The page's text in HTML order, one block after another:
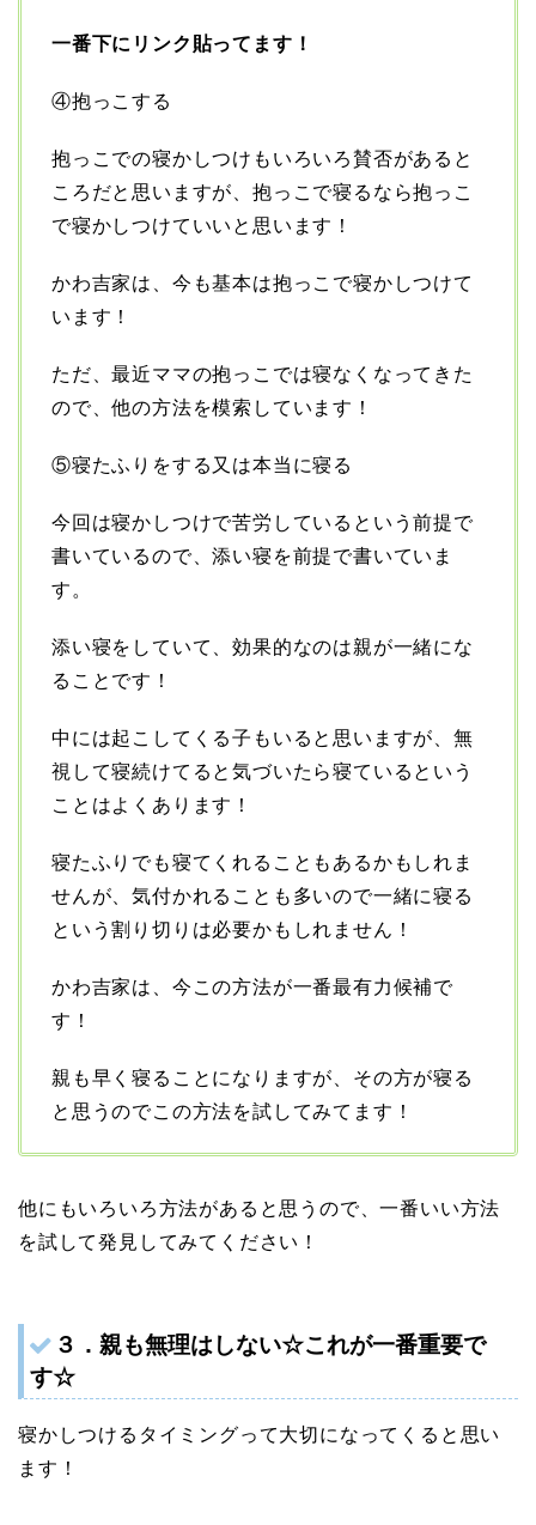
一番下にリンク貼ってます！
④抱っこする
抱っこでの寝かしつけもいろいろ賛否があると
ころだと思いますが、抱っこで寝るなら抱っこ
で寝かしつけていいと思います！
かわ吉家は、今も基本は抱っこで寝かしつけて
います！
ただ、最近ママの抱っこでは寝なくなってきた
ので、他の方法を模索しています！
⑤寝たふりをする又は本当に寝る
今回は寝かしつけで苦労しているという前提で
書いているので、添い寝を前提で書いていま
す。
添い寝をしていて、効果的なのは親が一緒にな
ることです！
中には起こしてくる子もいると思いますが、無
視して寝続けてると気づいたら寝ているという
ことはよくあります！
寝たふりでも寝てくれることもあるかもしれま
せんが、気付かれることも多いので一緒に寝る
という割り切りは必要かもしれません！
かわ吉家は、今この方法が一番最有力候補で
す！
親も早く寝ることになりますが、その方が寝る
と思うのでこの方法を試してみてます！
他にもいろいろ方法があると思うので、一番いい方法
を試して発見してみてください！
３．親も無理はしない☆これが一番重要で
す☆
寝かしつけるタイミングって大切になってくると思い
ます！